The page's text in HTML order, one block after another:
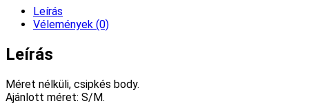
Leírás
Vélemények (0)
Leírás
Méret nélküli, csipkés body.
Ajánlott méret: S/M.